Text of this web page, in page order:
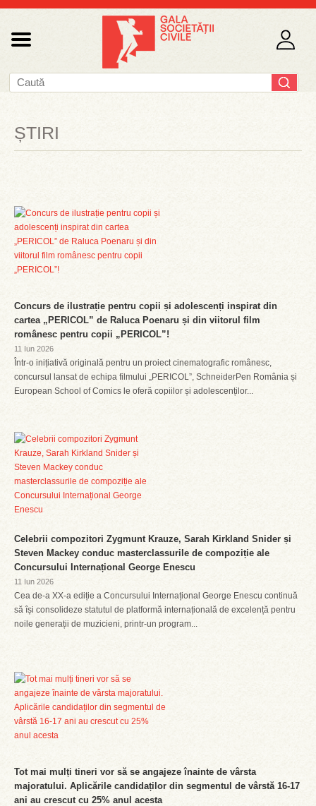
ȘTIRI
Concurs de ilustrație pentru copii și adolescenți inspirat din
cartea „PERICOL” de Raluca Poenaru și din viitorul film
românesc pentru copii „PERICOL”!
11 Iun 2026
Într-o inițiativă originală pentru un proiect cinematografic românesc,
concursul lansat de echipa filmului „PERICOL”, SchneiderPen România și
European School of Comics le oferă copiilor și adolescenților...
Celebrii compozitori Zygmunt Krauze, Sarah Kirkland Snider și
Steven Mackey conduc masterclassurile de compoziție ale
Concursului Internațional George Enescu
11 Iun 2026
Cea de-a XX-a ediție a Concursului Internațional George Enescu continuă
să își consolideze statutul de platformă internațională de excelență pentru
noile generații de muzicieni, printr-un program...
Tot mai mulți tineri vor să se angajeze înainte de vârsta
majoratului. Aplicările candidaților din segmentul de vârstă 16-17
ani au crescut cu 25% anul acesta